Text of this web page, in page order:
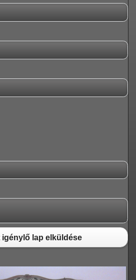
igénylő lap elküldése